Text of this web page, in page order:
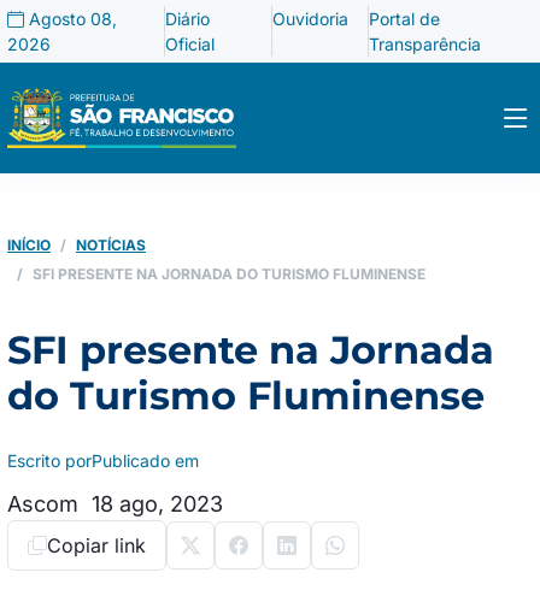
Agosto 08,
2026
Diário
Oficial
Ouvidoria
Portal de
Transparência
INÍCIO
NOTÍCIAS
SFI PRESENTE NA JORNADA DO TURISMO FLUMINENSE
SFI presente na Jornada
do Turismo Fluminense
Escrito por
Ascom
Publicado em
18 ago, 2023
Copiar link